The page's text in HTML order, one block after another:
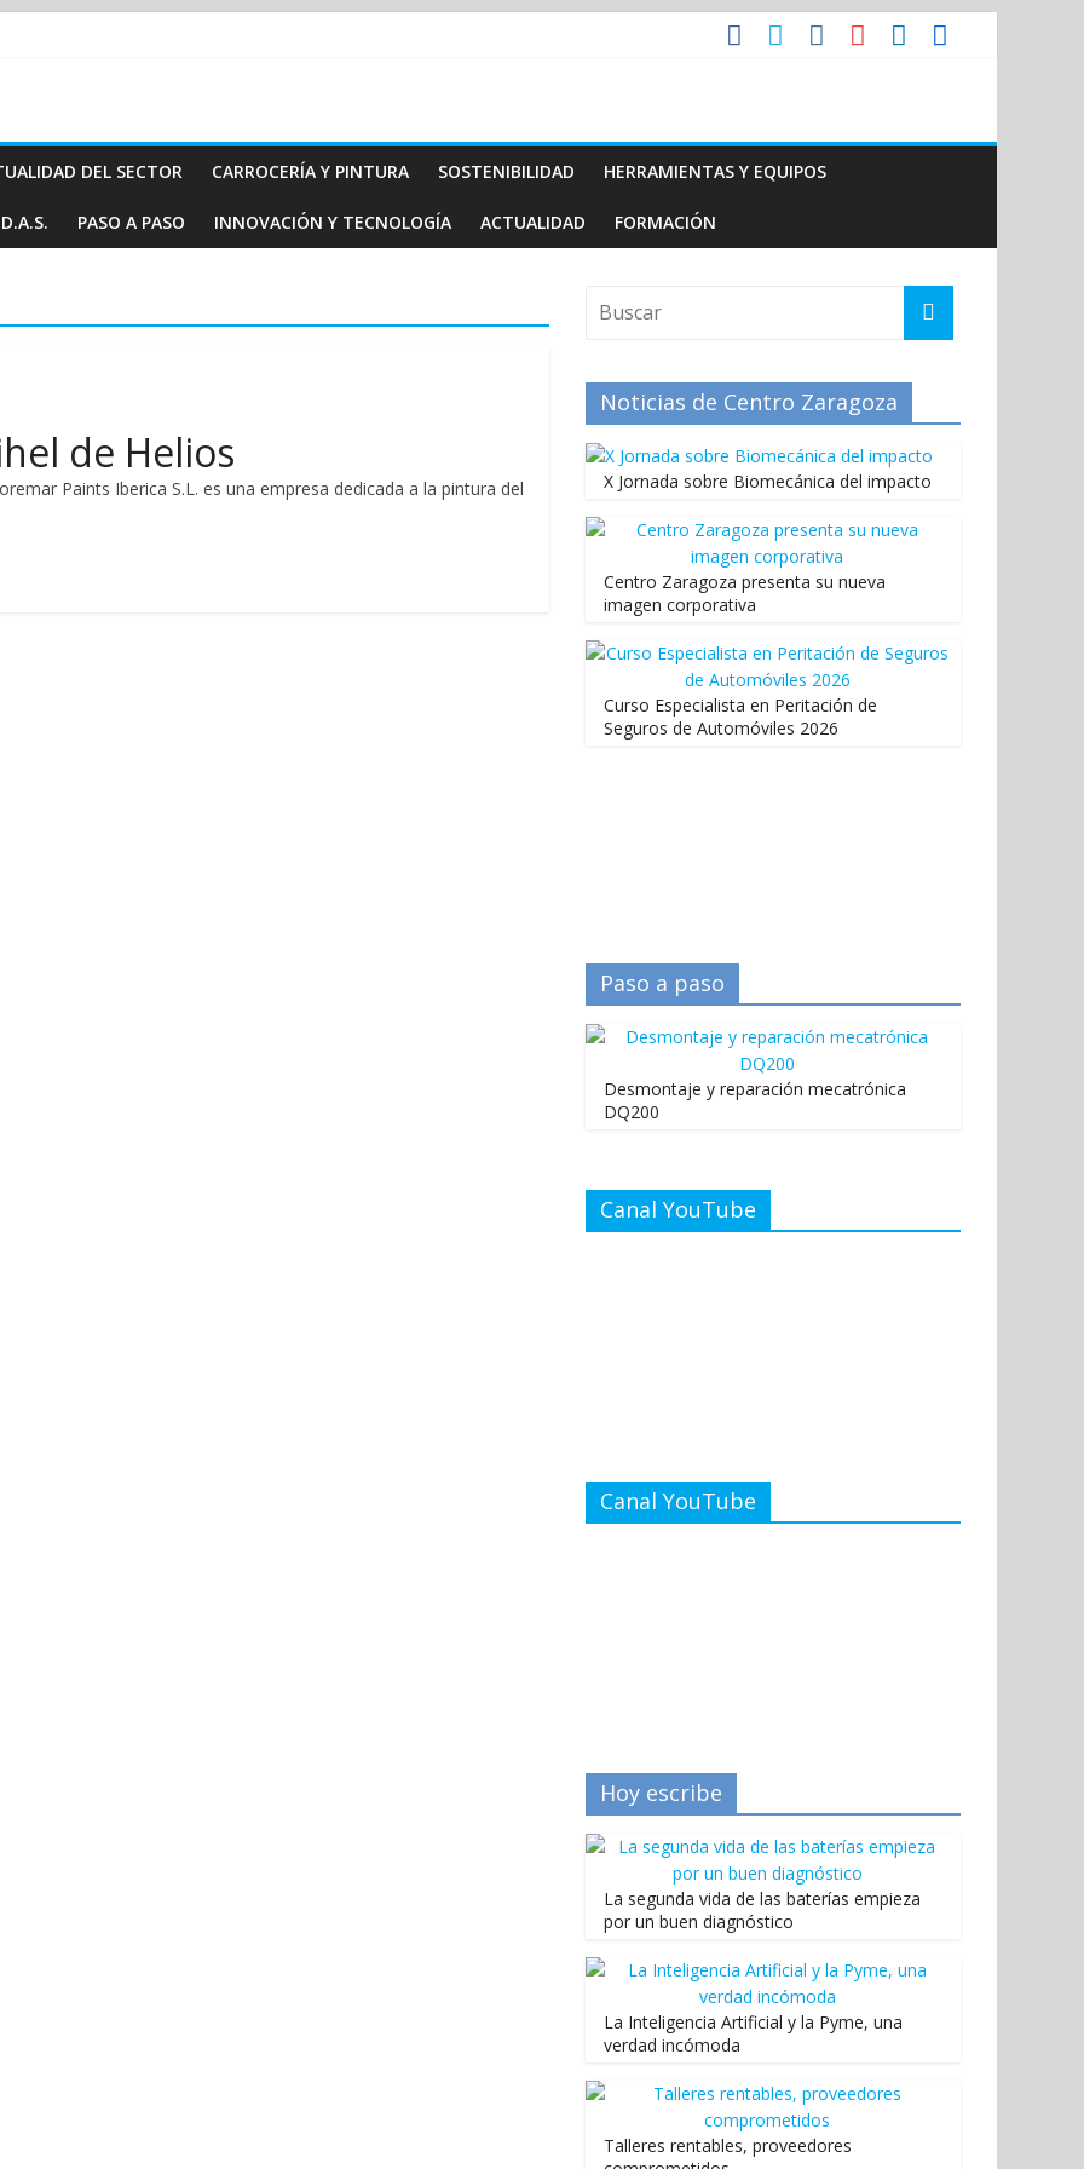
DEL SECTOR CARROCERÍA Y PINTURA SOSTENIBILIDAD HERRAMIENTAS Y EQUIPOS
PASO A PASO INNOVACIÓN Y TECNOLOGÍA ACTUALIDAD FORMACIÓN
de Helios
Paints Iberica S.L. es una empresa dedicada a la pintura del
Noticias de Centro Zaragoza
X Jornada sobre Biomecánica del impacto
Centro Zaragoza presenta su nueva
imagen corporativa
Curso Especialista en Peritación de
Seguros de Automóviles 2026
Paso a paso
Desmontaje y reparación mecatrónica
DQ200
Canal YouTube
Canal YouTube
Hoy escribe
La segunda vida de las baterías empieza
por un buen diagnóstico
La Inteligencia Artificial y la Pyme, una
verdad incómoda
Talleres rentables, proveedores